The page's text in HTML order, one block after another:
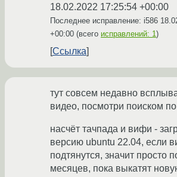
18.02.2022 17:25:54 +00:00
Последнее исправление: i586
+00:00 (всего исправлений: 1)
Ссылка
тут совсем недавно
видео, посмотри поиском
насчёт тачпада и вифи -
версию ubuntu 22.04, если
подтянутся, значит просто
месяцев, пока выкатят